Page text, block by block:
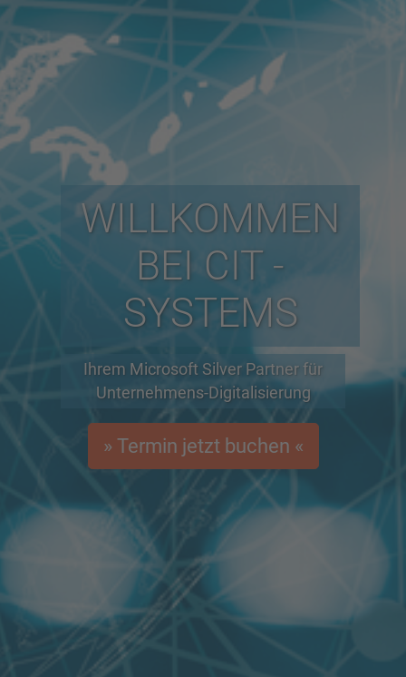
WILLKOMMEN
BEI CIT -
SYSTEMS
Ihrem Microsoft Silver Partner für
Unternehmens-Digitalisierung
» Termin jetzt buchen «